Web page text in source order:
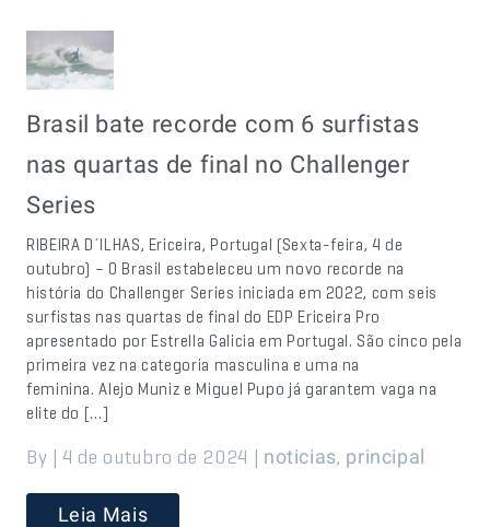
Brasil bate recorde com 6 surfistas
nas quartas de final no Challenger
Series
RIBEIRA D´ILHAS, Ericeira, Portugal (Sexta-feira, 4 de
outubro) – O Brasil estabeleceu um novo recorde na
história do Challenger Series iniciada em 2022, com seis
surfistas nas quartas de final do EDP Ericeira Pro
apresentado por Estrella Galicia em Portugal. São cinco pela
primeira vez na categoria masculina e uma na
feminina. Alejo Muniz e Miguel Pupo já garantem vaga na
elite do […]
By | 4 de outubro de 2024 | noticias, principal
Leia Mais